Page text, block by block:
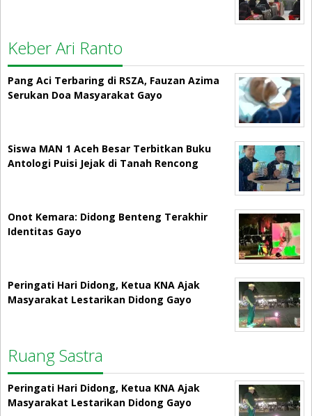
Keber Ari Ranto
Pang Aci Terbaring di RSZA, Fauzan Azima
Serukan Doa Masyarakat Gayo
Siswa MAN 1 Aceh Besar Terbitkan Buku
Antologi Puisi Jejak di Tanah Rencong
Onot Kemara: Didong Benteng Terakhir
Identitas Gayo
Peringati Hari Didong, Ketua KNA Ajak
Masyarakat Lestarikan Didong Gayo
Ruang Sastra
Peringati Hari Didong, Ketua KNA Ajak
Masyarakat Lestarikan Didong Gayo